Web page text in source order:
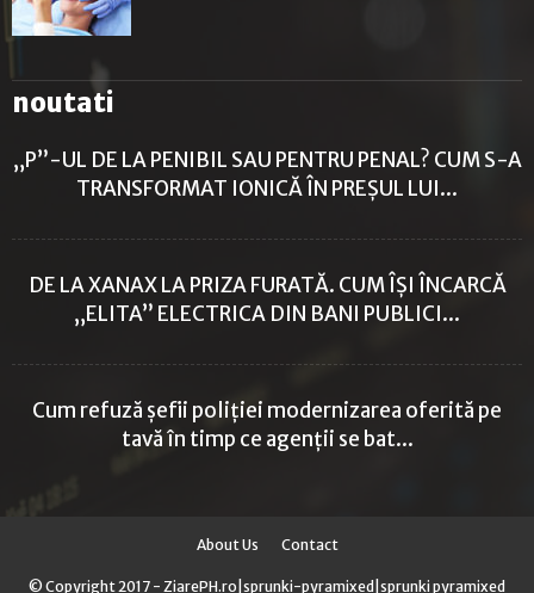
noutati
„P”-UL DE LA PENIBIL SAU PENTRU PENAL? CUM S-A
TRANSFORMAT IONICĂ ÎN PREȘUL LUI...
DE LA XANAX LA PRIZA FURATĂ. CUM ÎȘI ÎNCARCĂ
„ELITA” ELECTRICA DIN BANI PUBLICI...
Cum refuză șefii poliției modernizarea oferită pe
tavă în timp ce agenții se bat...
About Us Contact
© Copyright 2017 - ZiarePH.ro| sprunki-pyramixed sprunki pyramixed